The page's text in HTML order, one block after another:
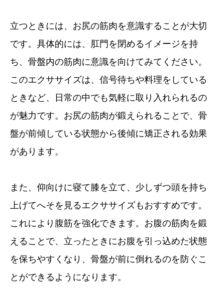
立つときには、お尻の筋肉を意識することが大切
です。具体的には、肛門を閉めるイメージを持
ち、骨盤内の筋肉に意識を向けてみてください。
このエクササイズは、信号待ちや料理をしている
ときなど、日常の中でも気軽に取り入れられるの
が魅力です。お尻の筋肉が鍛えられることで、骨
盤が前傾している状態から後傾に矯正される効果
があります。
また、仰向けに寝て膝を立て、少しずつ頭を持ち
上げてへそを見るエクササイズもおすすめです。
これにより腹筋を強化できます。お腹の筋肉を鍛
えることで、立ったときにお腹を引っ込めた状態
を保ちやすくなり、骨盤が前に倒れるのを防ぐこ
とができるようになります。